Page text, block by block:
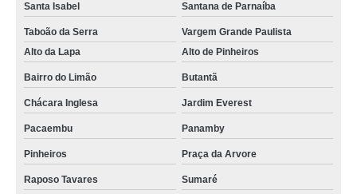
Santa Isabel Santana de Parnaíba
Taboão da Serra
Vargem Grande Paulista
Alto da Lapa
Alto de Pinheiros
Bairro do Limão Butantã
Chácara Inglesa Jardim Everest
Pacaembu Panamby
Pinheiros Praça da Arvore
Raposo Tavares Sumaré